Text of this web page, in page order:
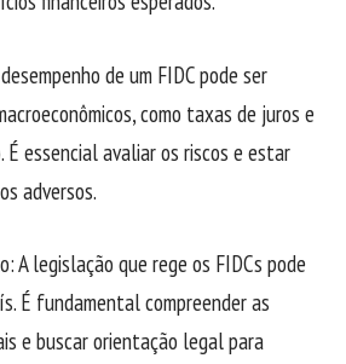
de um FIDC pode ser
como taxas de juros e
É essencial avaliar os riscos e estar
adversos.
A legislação que rege os FIDCs pode
É fundamental compreender as
e buscar orientação legal para